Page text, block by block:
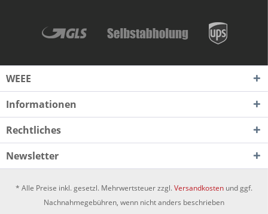
WEEE
Informationen
Rechtliches
Newsletter
* Alle Preise inkl. gesetzl. Mehrwertsteuer zzgl.Versandkosten und ggf.
Nachnahmegebühren, wenn nicht anders beschrieben